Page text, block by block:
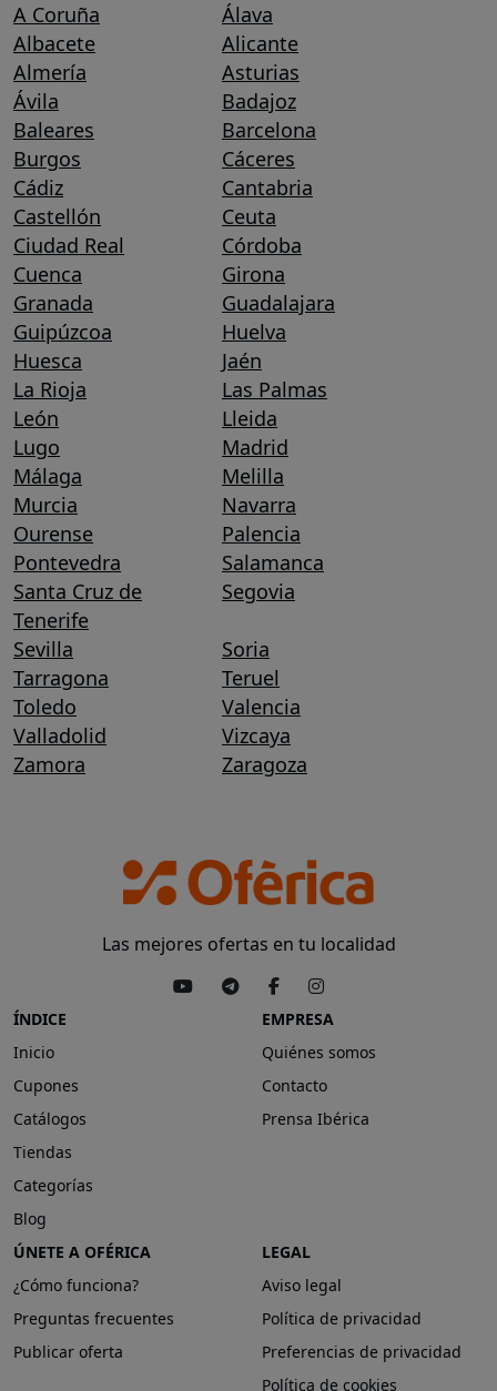
A Coruña
Álava
Albacete
Alicante
Almería
Asturias
Ávila
Badajoz
Baleares
Barcelona
Burgos
Cáceres
Cádiz
Cantabria
Castellón
Ceuta
Ciudad Real
Córdoba
Cuenca
Girona
Granada
Guadalajara
Guipúzcoa
Huelva
Huesca
Jaén
La Rioja
Las Palmas
León
Lleida
Lugo
Madrid
Málaga
Melilla
Murcia
Navarra
Ourense
Palencia
Pontevedra
Salamanca
Santa Cruz de
Tenerife
Segovia
Sevilla
Soria
Tarragona
Teruel
Toledo
Valencia
Valladolid
Vizcaya
Zamora
Zaragoza
Las mejores ofertas en tu localidad
ÍNDICE
Inicio
Cupones
Catálogos
Tiendas
Categorías
Blog
EMPRESA
Quiénes somos
Contacto
Prensa Ibérica
ÚNETE A OFÉRICA
¿Cómo funciona?
Preguntas frecuentes
Publicar oferta
LEGAL
Aviso legal
Política de privacidad
Preferencias de privacidad
Política de cookies